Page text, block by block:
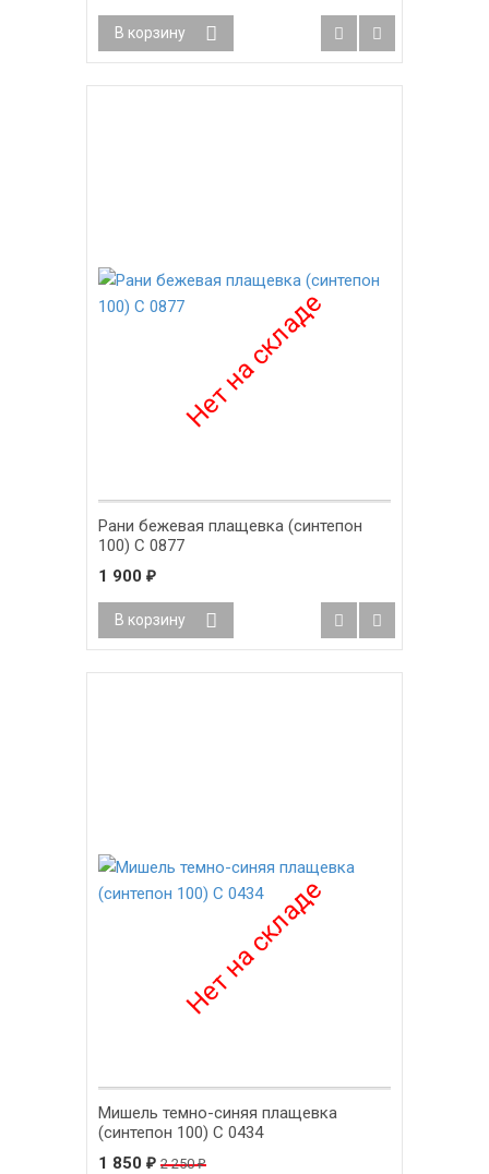
В корзину
Рани бежевая плащевка (синтепон
100) С 0877
1 900 ₽
В корзину
Мишель темно-синяя плащевка
(синтепон 100) С 0434
1 850 ₽ 2 250₽